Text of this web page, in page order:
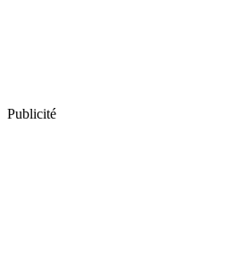
Publicité